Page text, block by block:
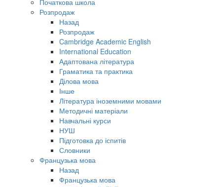
Початкова школа
Розпродаж
Назад
Розпродаж
Cambridge Academic English
International Education
Адаптована література
Граматика та практика
Ділова мова
Інше
Література іноземними мовами
Методичні матеріали
Навчальні курси
НУШ
Підготовка до іспитів
Словники
Французька мова
Назад
Французька мова